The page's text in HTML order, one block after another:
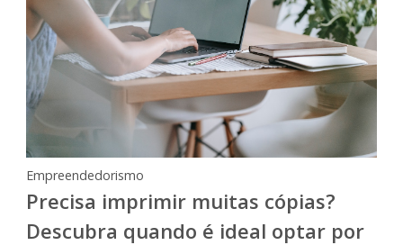
Empreendedorismo
Precisa imprimir muitas cópias?
Descubra quando é ideal optar por